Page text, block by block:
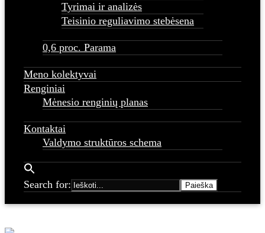
Tyrimai ir analizės
Teisinio reguliavimo stebėsena
0,6 proc. Parama
Meno kolektyvai
Renginiai
Mėnesio renginių planas
Kontaktai
Valdymo struktūros schema
Search for: